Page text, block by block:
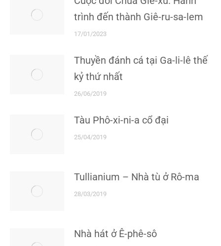
trình đến thành Giê-ru-sa-lem
17/01/2023
Thuyền đánh cá tại Ga-li-lê thế
kỷ thứ nhất
26/06/2019
Tàu Phô-xi-ni-a cổ đại
25/04/2019
Tullianium – Nhà tù ở Rô-ma
28/03/2019
Nhà hát ở Ê-phê-sô